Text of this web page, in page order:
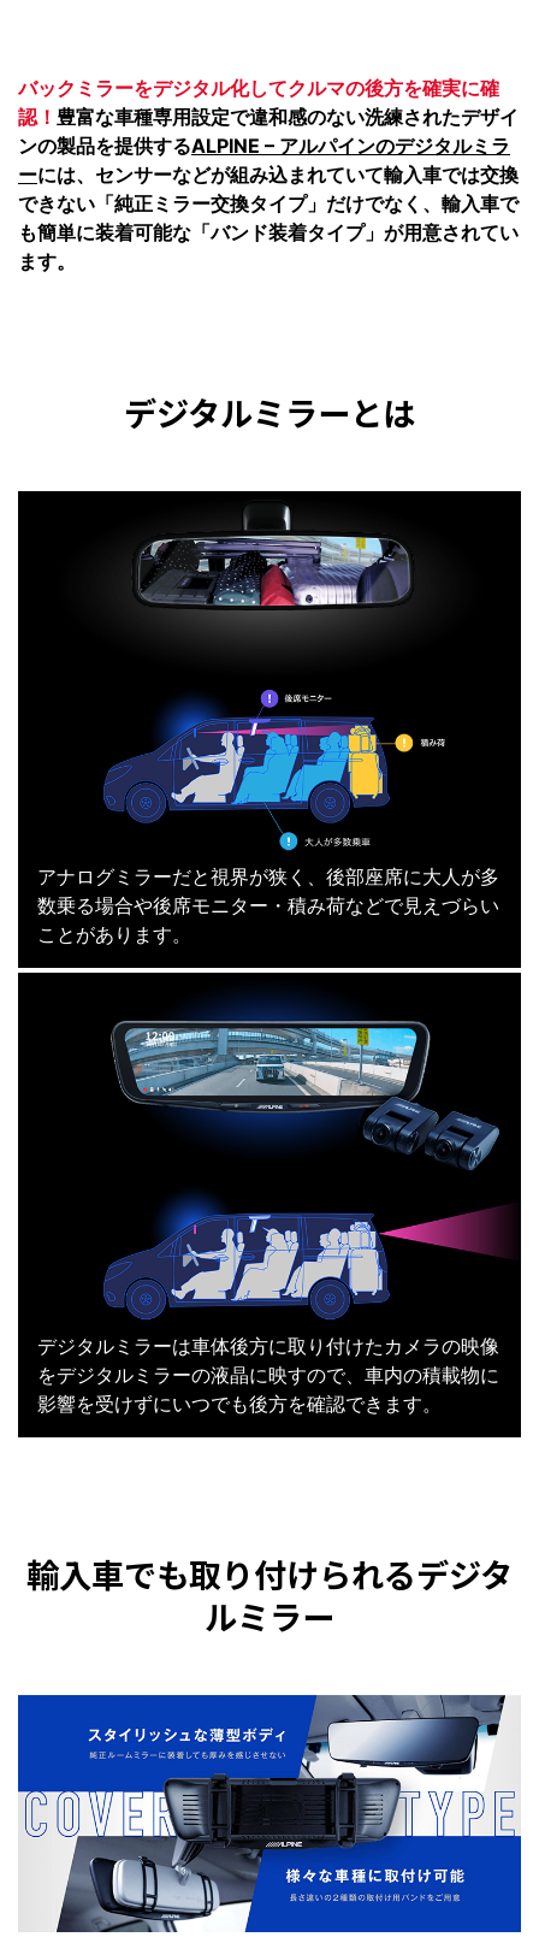
バックミラーをデジタル化してクルマの後方を確実に確
認！ 豊富な車種専用設定で違和感のない洗練されたデザイ
ンの製品を提供するALPINE – アルパインのデジタルミラ
ーには、センサーなどが組み込まれていて輸入車では交換
できない「純正ミラー交換タイプ」だけでなく、輸入車で
も簡単に装着可能な「バンド装着タイプ」が用意されてい
ます。
デジタルミラーとは
アナログミラーだと視界が狭く、後部座席に大人が多
数乗る場合や後席モニター・積み荷などで見えづらい
ことがあります。
デジタルミラーは車体後方に取り付けたカメラの映像
をデジタルミラーの液晶に映すので、車内の積載物に
影響を受けずにいつでも後方を確認できます。
輸入車でも取り付けられるデジタ
ルミラー